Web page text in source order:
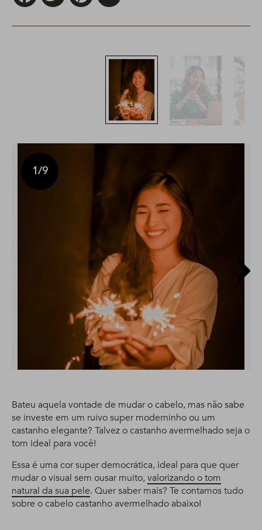
1/9
Bateu aquela vontade de mudar o cabelo, mas não sabe
se investe em um ruivo super moderninho ou um
castanho elegante? Talvez o castanho avermelhado seja o
tom ideal para você!
Essa é uma cor super democrática, ideal para que quer
mudar o visual sem ousar muito,valorizando o tom
natural da sua pele. Quer saber mais? Te contamos tudo
sobre o cabelo castanho avermelhado abaixo!